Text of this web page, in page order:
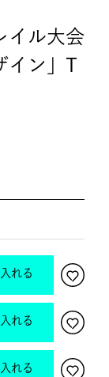
イル大会
イン」T
れる
れる
れる